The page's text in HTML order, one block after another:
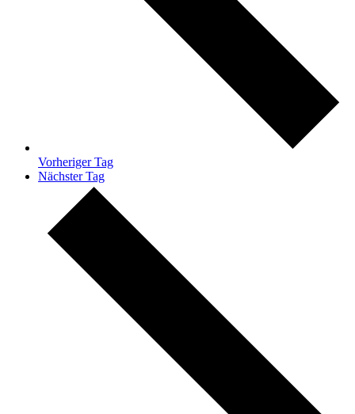
Vorheriger Tag
Nächster Tag